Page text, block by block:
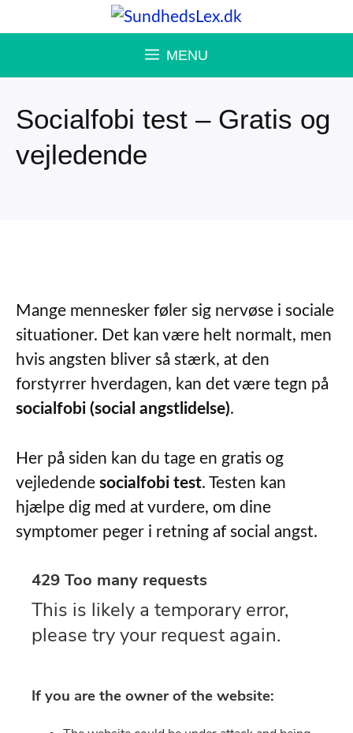
til
MENU
Socialfobi test – Gratis og
vejledende
Mange mennesker føler sig nervøse i sociale
situationer. Det kan være helt normalt, men
hvis angsten bliver så stærk, at den
forstyrrer hverdagen, kan det være tegn på
socialfobi (social angstlidelse).
Her på siden kan du tage en gratis og
vejledende socialfobi test. Testen kan
hjælpe dig med at vurdere, om dine
symptomer peger i retning af social angst.